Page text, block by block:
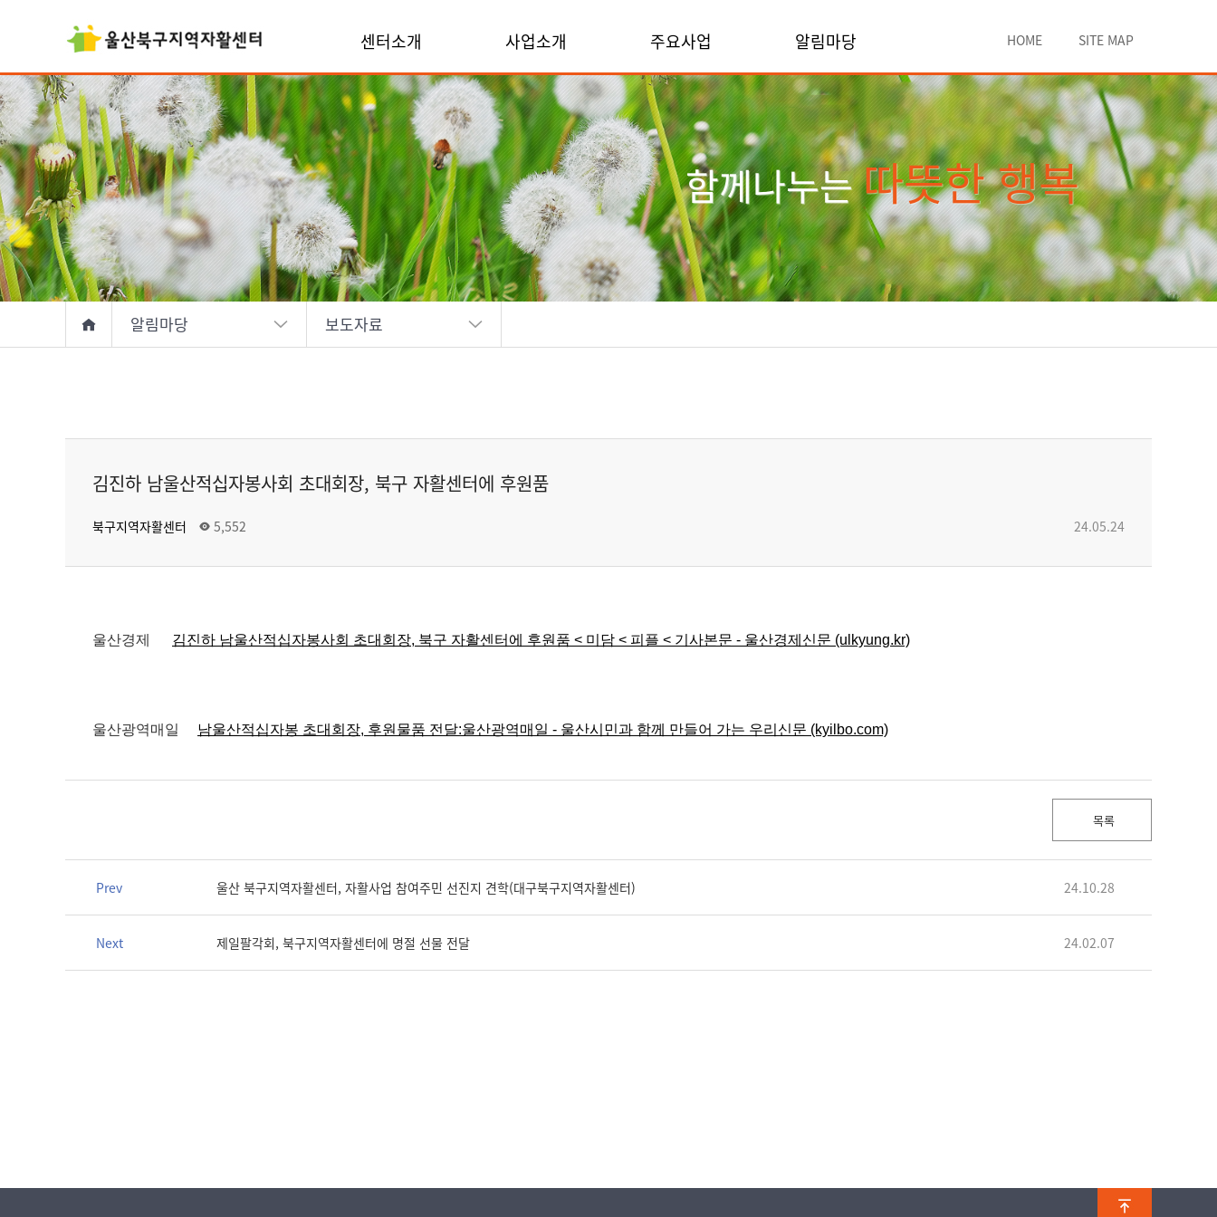
HOME SITE MAP
센터소개 사업소개 주요사업 알림마당
함께나누는따뜻한 행복
알림마당 보도자료
김진하 남울산적십자봉사회 초대회장, 북구 자활센터에 후원품
북구지역자활센터 5,552 24.05.24
울산경제 김진하 남울산적십자봉사회 초대회장, 북구 자활센터에 후원품 < 미담 < 피플 < 기사본문 - 울산경제신문 (ulkyung.kr)
울산광역매일 남울산적십자봉 초대회장, 후원물품 전달:울산광역매일 - 울산시민과 함께 만들어 가는 우리신문 (kyilbo.com)
목록
Prev 울산 북구지역자활센터, 자활사업 참여주민 선진지 견학(대구북구지역자활센터) 24.10.28
Next 제일팔각회, 북구지역자활센터에 명절 선물 전달 24.02.07